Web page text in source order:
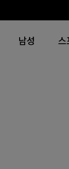
남성 스